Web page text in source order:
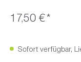
17,50 €*
Sofort verfügbar,